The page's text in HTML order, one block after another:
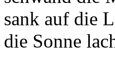
sank auf die
die Sonne